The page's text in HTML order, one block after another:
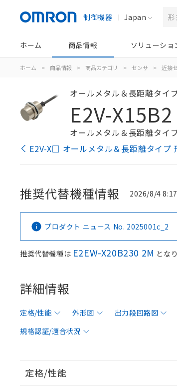
制御機器 Japan
ホーム 商品情報 ソリューショ
ホーム > 商品情報 > 商品カテゴリ > センサ > 近接
オールメタル＆長距離タイ
E2V-
オールメタル＆長距離タイ
E2V-X□ オールメタル＆長距離タイプ
推奨代替機種情報 2026/8/4
プロダクト ニュース No. 2025001c_2
推奨代替機種は E2EW-X20B230 2M とな
詳細情報
定格/性能 外形図 出力段回路図
規格認証/適合状況
定格/性能